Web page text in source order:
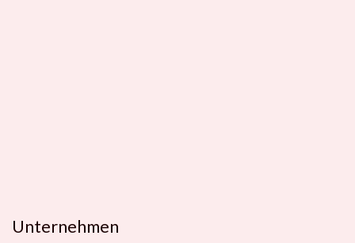
Unternehmen